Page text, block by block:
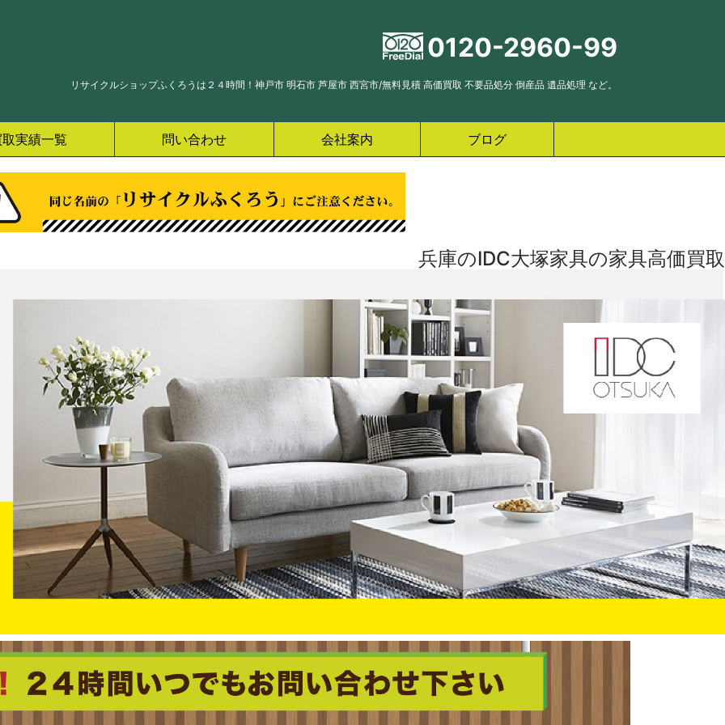
0120-2960-99
リサイクルショップふくろうは２４時間！神戸市 明石市 芦屋市 西宮市/無料見積 高価買取 不要品処分 倒産品 遺品処理 など。
実績一覧 問い合わせ 会社案内 ブログ
兵庫のIDC大塚家具の家具高価買取